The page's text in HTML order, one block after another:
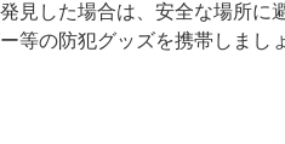
発見した場合は、安全な場所に
等の防犯グッズを携帯しまし